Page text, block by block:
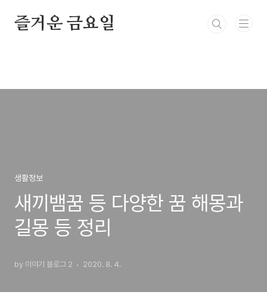
즐거운 금요일
생활정보
새끼뱀꿈 등 다양한 꿈 해몽과
길몽 등 정리
by 이야기 블로그 2 2020. 8. 4.